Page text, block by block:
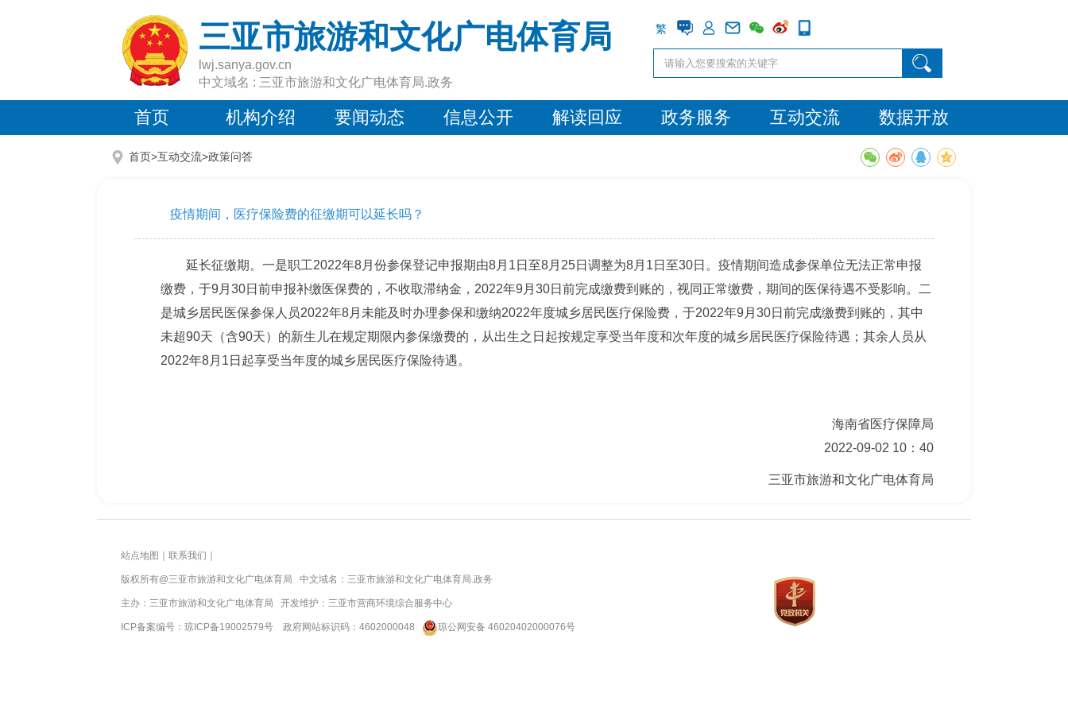
三亚市旅游和文化广电体育局
lwj.sanya.gov.cn
中文域名 : 三亚市旅游和文化广电体育局.政务
繁
首页 机构介绍 要闻动态 信息公开 解读回应 政务服务 互动交流 数据开放
首页>互动交流>政策问答
疫情期间，医疗保险费的征缴期可以延长吗？
延长征缴期。一是职工2022年8月份参保登记申报期由8月1日至8月25日调整为8月1日至30日。疫情期间造成参保单位无法正常申报
缴费，于9月30日前申报补缴医保费的，不收取滞纳金，2022年9月30日前完成缴费到账的，视同正常缴费，期间的医保待遇不受影响。二
是城乡居民医保参保人员2022年8月未能及时办理参保和缴纳2022年度城乡居民医疗保险费，于2022年9月30日前完成缴费到账的，其中
未超90天（含90天）的新生儿在规定期限内参保缴费的，从出生之日起按规定享受当年度和次年度的城乡居民医疗保险待遇；其余人员从
2022年8月1日起享受当年度的城乡居民医疗保险待遇。
海南省医疗保障局
2022-09-02 10：40
三亚市旅游和文化广电体育局
站点地图 联系我们
版权所有@三亚市旅游和文化广电体育局 中文域名：三亚市旅游和文化广电体育局.政务
主办：三亚市旅游和文化广电体育局 开发维护：三亚市营商环境综合服务中心
ICP备案编号： 琼ICP备19002579号 政府网站标识码： 4602000048 琼公网安备 46020402000076号